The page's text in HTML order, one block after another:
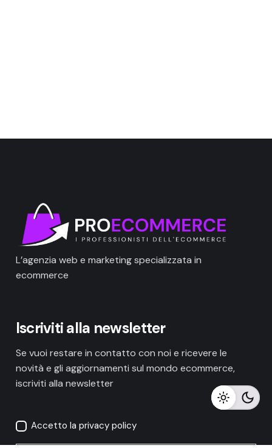
L’agenzia web e marketing specializzata in
ecommerce
Iscriviti alla newsletter
Se vuoi restare in contatto con noi e ricevere le
novità e gli aggiornamenti sul mondo ecommerce,
iscriviti alla newsletter
Accetto la privacy policy